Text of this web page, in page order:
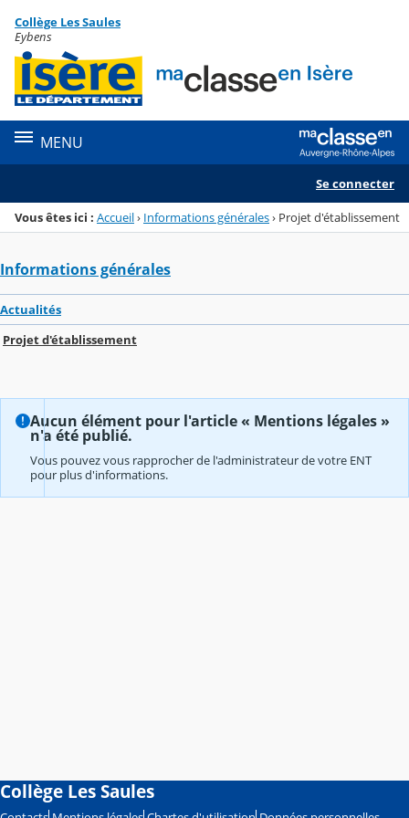
Menu de la rubrique
Contenu
Collège Les Saules
Eybens
MENU
Se connecter
Vous êtes ici : Accueil› Informations générales› Projet d'établissement
Informations générales
Actualités
Projet d'établissement
Aucun élément pour l'article « Mentions légales »
n'a été publié.
Vous pouvez vous rapprocher de l'administrateur de votre ENT
pour plus d'informations.
Collège Les Saules